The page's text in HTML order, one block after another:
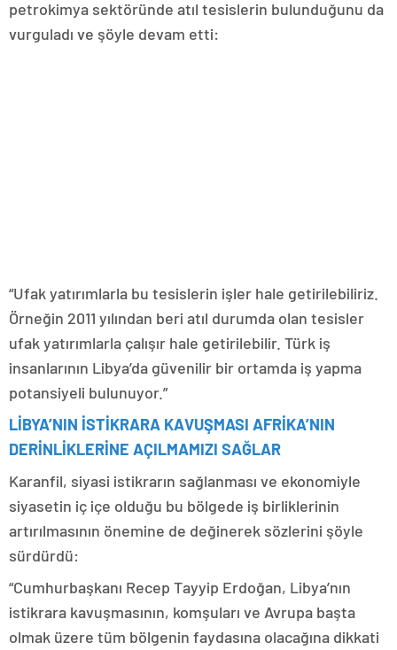
petrokimya sektöründe atıl tesislerin bulunduğunu da
vurguladı ve şöyle devam etti:
“Ufak yatırımlarla bu tesislerin işler hale getirilebiliriz.
Örneğin 2011 yılından beri atıl durumda olan tesisler
ufak yatırımlarla çalışır hale getirilebilir. Türk iş
insanlarının Libya’da güvenilir bir ortamda iş yapma
potansiyeli bulunuyor.”
LİBYA’NIN İSTİKRARA KAVUŞMASI AFRİKA’NIN
DERİNLİKLERİNE AÇILMAMIZI SAĞLAR
Karanfil, siyasi istikrarın sağlanması ve ekonomiyle
siyasetin iç içe olduğu bu bölgede iş birliklerinin
artırılmasının önemine de değinerek sözlerini şöyle
sürdürdü:
“Cumhurbaşkanı Recep Tayyip Erdoğan, Libya’nın
istikrara kavuşmasının, komşuları ve Avrupa başta
olmak üzere tüm bölgenin faydasına olacağına dikkati